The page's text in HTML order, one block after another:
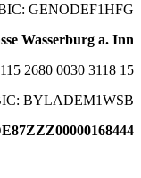
GENODEF1HFG
Wasserburg a. Inn
2680 0030 3118 15
BYLADEM1WSB